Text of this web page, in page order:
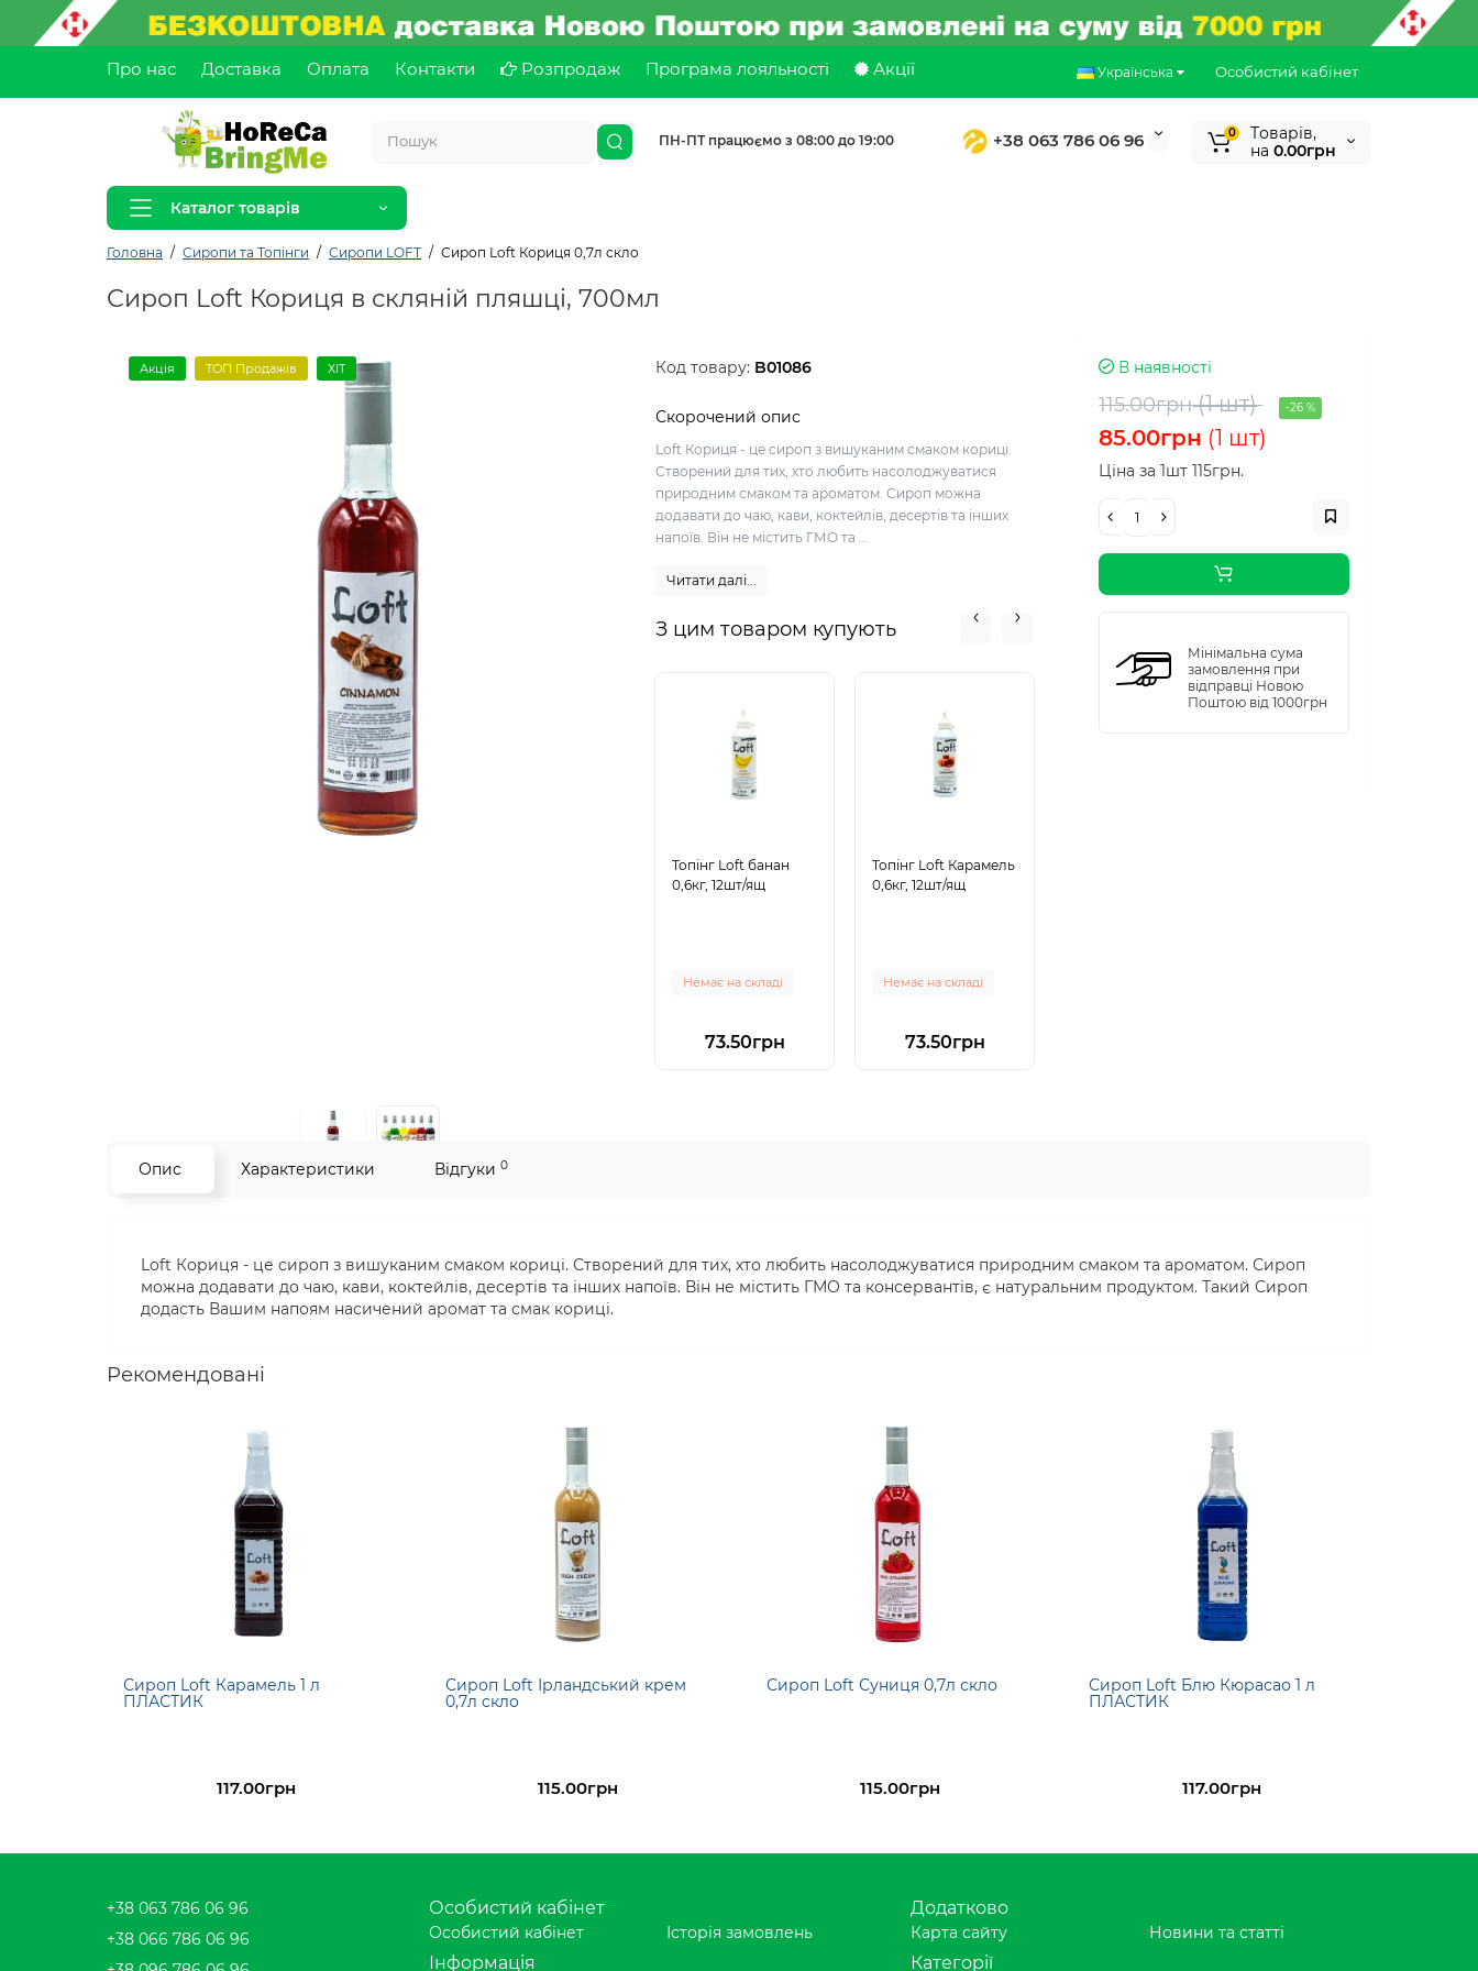
Про нас Доставка Оплата Контакти Розпродаж Програма лояльності Акції Особистий кабінет
Українська
ПН-ПТ працюємо з 08:00 до 19:00 +38 063 786 06 96 0
Tоварів,
на 0.00грн
Каталог товарів
Головна Сиропи та Топінги Сиропи LOFT Сироп Loft Кориця 0,7л скло
Сироп Loft Кориця в скляній пляшці, 700мл
Акція ТОП Продажів ХІТ Код товару: B01086
Скорочений опис
Loft Кориця - це сироп з вишуканим смаком кориці.
Створений для тих, хто любить насолоджуватися
природним смаком та ароматом. Сироп можна
додавати до чаю, кави, коктейлів, десертів та інших
напоїв. Він не містить ГМО та ...
Читати далі...
З цим товаром купують
Топінг Loft банан
0,6кг, 12шт/ящ
Немає на складі
73.50грн
Топінг Loft Карамель
0,6кг, 12шт/ящ
Немає на складі
73.50грн
В наявності
115.00грн(1 шт) -26 %
85.00грн (1 шт)
Ціна за 1шт 115грн.
Мінімальна сума
замовлення при
відправці Новою
Поштою від 1000грн
Опис Характеристики Відгуки 0
Loft Кориця - це сироп з вишуканим смаком кориці. Створений для тих, хто любить насолоджуватися природним смаком та ароматом. Сироп
можна додавати до чаю, кави, коктейлів, десертів та інших напоїв. Він не містить ГМО та консервантів, є натуральним продуктом. Такий Сироп
додасть Вашим напоям насичений аромат та смак кориці.
Рекомендовані
Сироп Loft Карамель 1 л
ПЛАСТИК
117.00грн
Сироп Loft Ірландський крем
0,7л скло
115.00грн
Сироп Loft Суниця 0,7л скло
115.00грн
Сироп Loft Блю Кюрасао 1 л
ПЛАСТИК
117.00грн
+38 063 786 06 96
+38 066 786 06 96
Особистий кабінет
Особистий кабінет Історія замовлень
Додатково
Карта сайту Новини та статті
Інформація Категорії